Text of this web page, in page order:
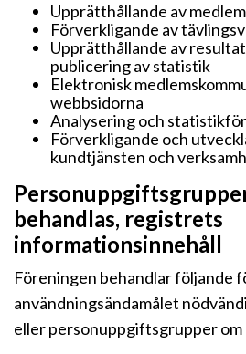
Upprätthållande av
Förverkligande av
Upprätthållande av
publicering av statistik
Elektronisk
webbsidorna
Analysering och
Förverkligande och
kundtjänsten och
behandlas, registrets
informationsinnehåll
Föreningen behandlar följande
användningsändamålet
eller personuppgiftsgrupper